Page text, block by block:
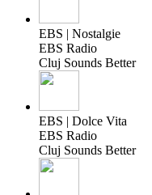
EBS | Nostalgie
EBS Radio
Cluj Sounds Better
EBS | Dolce Vita
EBS Radio
Cluj Sounds Better